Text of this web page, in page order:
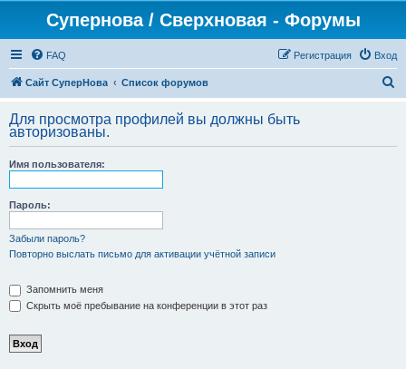
Супернова / Сверхновая - Форумы
FAQ Вход
Регистрация
Сайт СуперНова Список форумов
с
Для просмотра профилей вы должны быть
авторизованы.
Имя пользователя:
Пароль:
Забыли пароль?
Повторно выслать письмо для активации учётной записи
Запомнить меня
Скрыть моё пребывание на конференции в этот раз